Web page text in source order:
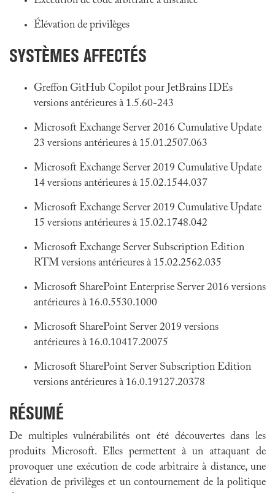
Élévation de privilèges
SYSTÈMES AFFECTÉS
Greffon GitHub Copilot pour JetBrains IDEs
versions antérieures à 1.5.60-243
Microsoft Exchange Server 2016 Cumulative Update
23 versions antérieures à 15.01.2507.063
Microsoft Exchange Server 2019 Cumulative Update
14 versions antérieures à 15.02.1544.037
Microsoft Exchange Server 2019 Cumulative Update
15 versions antérieures à 15.02.1748.042
Microsoft Exchange Server Subscription Edition
RTM versions antérieures à 15.02.2562.035
Microsoft SharePoint Enterprise Server 2016 versions
antérieures à 16.0.5530.1000
Microsoft SharePoint Server 2019 versions
antérieures à 16.0.10417.20075
Microsoft SharePoint Server Subscription Edition
versions antérieures à 16.0.19127.20378
RÉSUMÉ
De multiples vulnérabilités ont été découvertes dans les
produits Microsoft. Elles permettent à un attaquant de
provoquer une exécution de code arbitraire à distance, une
élévation de privilèges et un contournement de la politique